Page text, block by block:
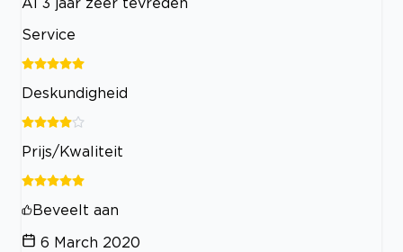
Service
Deskundigheid
Prijs/Kwaliteit
Beveelt aan
6 March 2020